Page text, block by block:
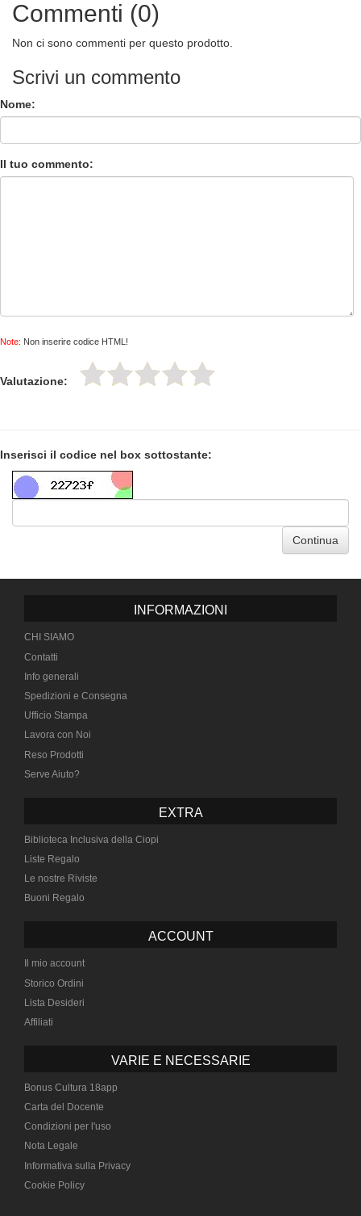
Commenti (0)
Non ci sono commenti per questo prodotto.
Scrivi un commento
Nome:
Il tuo commento:
Note: Non inserire codice HTML!
Valutazione:
Inserisci il codice nel box sottostante:
Continua
INFORMAZIONI
CHI SIAMO
Contatti
Info generali
Spedizioni e Consegna
Ufficio Stampa
Lavora con Noi
Reso Prodotti
Serve Aiuto?
EXTRA
Biblioteca Inclusiva della Ciopi
Liste Regalo
Le nostre Riviste
Buoni Regalo
ACCOUNT
Il mio account
Storico Ordini
Lista Desideri
Affiliati
VARIE E NECESSARIE
Bonus Cultura 18app
Carta del Docente
Condizioni per l'uso
Nota Legale
Informativa sulla Privacy
Cookie Policy